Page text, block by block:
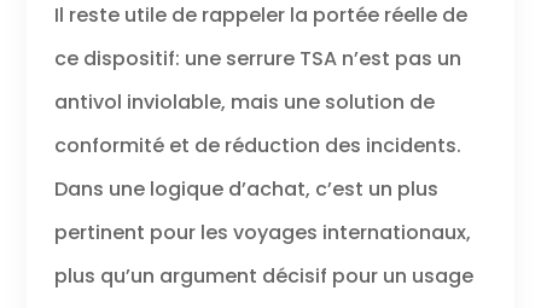
Il reste utile de rappeler la portée réelle de
ce dispositif: une serrure TSA n’est pas un
antivol inviolable, mais une solution de
conformité et de réduction des incidents.
Dans une logique d’achat, c’est un plus
pertinent pour les voyages internationaux,
plus qu’un argument décisif pour un usage